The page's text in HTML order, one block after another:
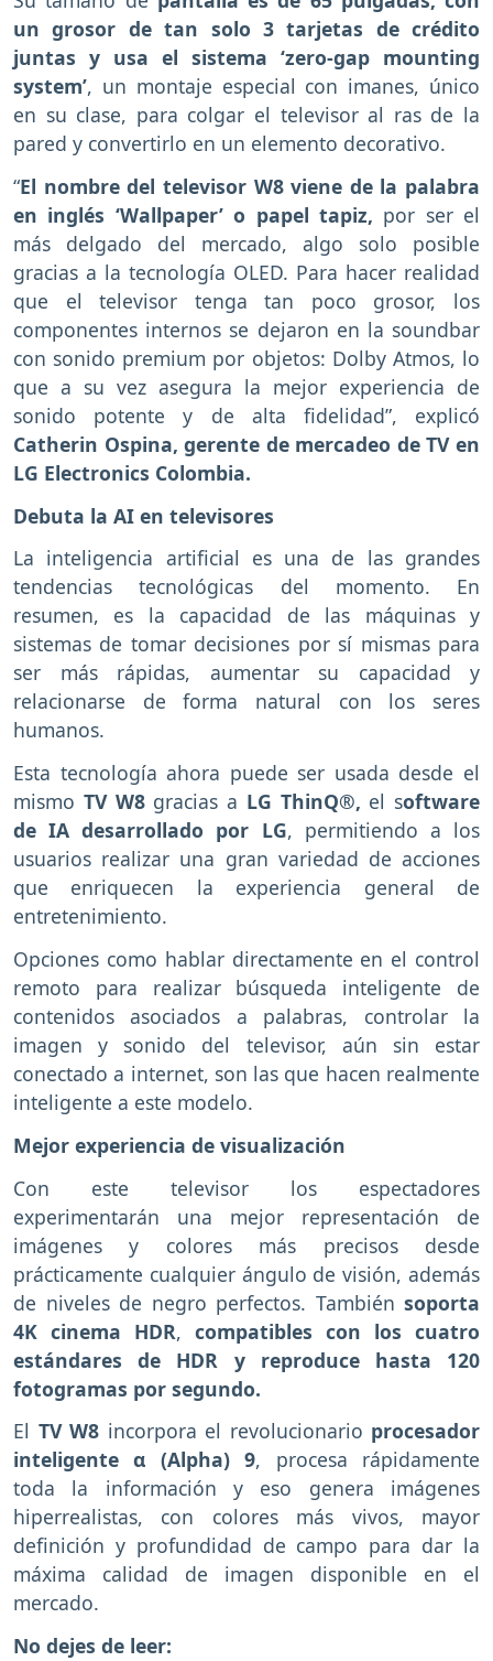
un grosor de tan solo 3 tarjetas de crédito
juntas y usa el sistema ‘zero-gap mounting
system’, un montaje especial con imanes, único
en su clase, para colgar el televisor al ras de la
pared y convertirlo en un elemento decorativo.
“El nombre del televisor W8 viene de la palabra
en inglés ‘Wallpaper’ o papel tapiz, por ser el
más delgado del mercado, algo solo posible
gracias a la tecnología OLED. Para hacer realidad
que el televisor tenga tan poco grosor, los
componentes internos se dejaron en la soundbar
con sonido premium por objetos: Dolby Atmos, lo
que a su vez asegura la mejor experiencia de
sonido potente y de alta fidelidad”, explicó
Catherin Ospina, gerente de mercadeo de TV en
LG Electronics Colombia.
Debuta la AI en televisores
La inteligencia artificial es una de las grandes
tendencias tecnológicas del momento. En
resumen, es la capacidad de las máquinas y
sistemas de tomar decisiones por sí mismas para
ser más rápidas, aumentar su capacidad y
relacionarse de forma natural con los seres
humanos.
Esta tecnología ahora puede ser usada desde el
mismo TV W8gracias a LG ThinQ®, el software
de IA desarrollado por LG, permitiendo a los
usuarios realizar una gran variedad de acciones
que enriquecen la experiencia general de
entretenimiento.
Opciones como hablar directamente en el control
remoto para realizar búsqueda inteligente de
contenidos asociados a palabras, controlar la
imagen y sonido del televisor, aún sin estar
conectado a internet, son las que hacen realmente
inteligente a este modelo.
Mejor experiencia de visualización
Con este televisor los espectadores
experimentarán una mejor representación de
imágenes y colores más precisos desde
prácticamente cualquier ángulo de visión, además
de niveles de negro perfectos. También soporta
4K cinema HDR, compatibles con los cuatro
estándares de HDR y reproduce hasta 120
fotogramas por segundo.
El TV W8 incorpora el revolucionario procesador
inteligente α (Alpha) 9, procesa rápidamente
toda la información y eso genera imágenes
hiperrealistas, con colores más vivos, mayor
definición y profundidad de campo para dar la
máxima calidad de imagen disponible en el
mercado.
No dejes de leer: